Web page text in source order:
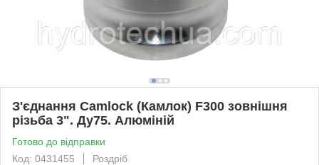
З'єднання Camlock (Камлок) F300 зовнішня
різьба 3". Ду75. Алюміній
Готово до відправки
Код: 0431455
Роздріб